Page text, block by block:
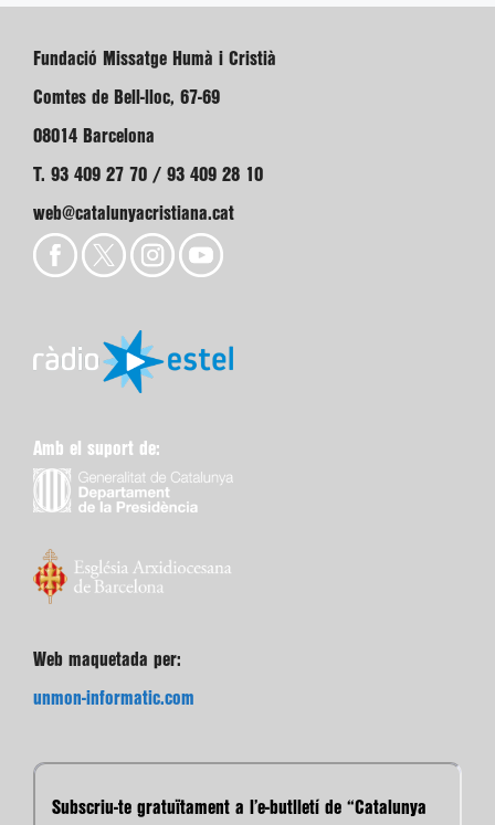
Fundació Missatge Humà i Cristià
Comtes de Bell-lloc, 67-69
08014 Barcelona
T. 93 409 27 70 / 93 409 28 10
web@catalunyacristiana.cat
Amb el suport de:
Web maquetada per:
unmon-informatic.com
Subscriu-te gratuïtament a l’e-butlletí de “Catalunya